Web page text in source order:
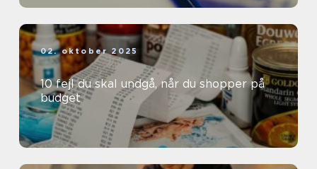
02. oktober 2025
10 fejl du skal undgå, når du shopper på
budget